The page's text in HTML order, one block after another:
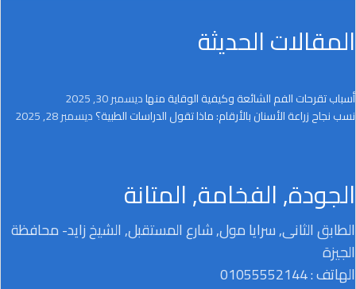
المقالات الحديثة
أسباب تقرحات الفم الشائعة وكيفية الوقاية منهاديسمبر 30, 2025
نسب نجاح زراعة الأسنان بالأرقام: ماذا تقول الدراسات الطبية؟ديسمبر 28, 2025
الجودة, الفخامة, المتانة
الطابق الثانى, سرايا مول, شارع المستقبل, الشيخ زايد- محافظة
الجيزة
الهاتف : 01055552144